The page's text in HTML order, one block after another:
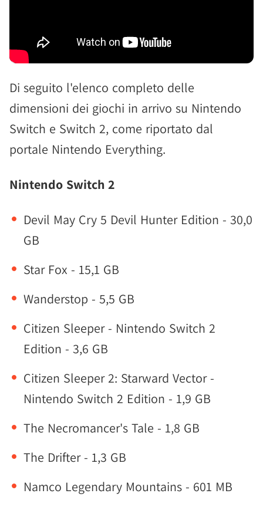
Di seguito l'elenco completo delle
dimensioni dei giochi in arrivo su Nintendo
Switch e Switch 2, come riportato dal
portale Nintendo Everything.
Nintendo Switch 2
Devil May Cry 5 Devil Hunter Edition - 30,0
GB
Star Fox - 15,1 GB
Wanderstop - 5,5 GB
Citizen Sleeper - Nintendo Switch 2
Edition - 3,6 GB
Citizen Sleeper 2: Starward Vector -
Nintendo Switch 2 Edition - 1,9 GB
The Necromancer's Tale - 1,8 GB
The Drifter - 1,3 GB
Namco Legendary Mountains - 601 MB